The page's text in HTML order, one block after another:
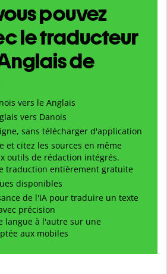
pouvez
le traducteur
de
vers le Anglais
vers Danois
sans télécharger d'application
et citez les sources en même
outils de rédaction intégrés.
traduction entièrement gratuite
disponibles
de l'IA pour traduire un texte
précision
langue à l'autre sur une
aux mobiles